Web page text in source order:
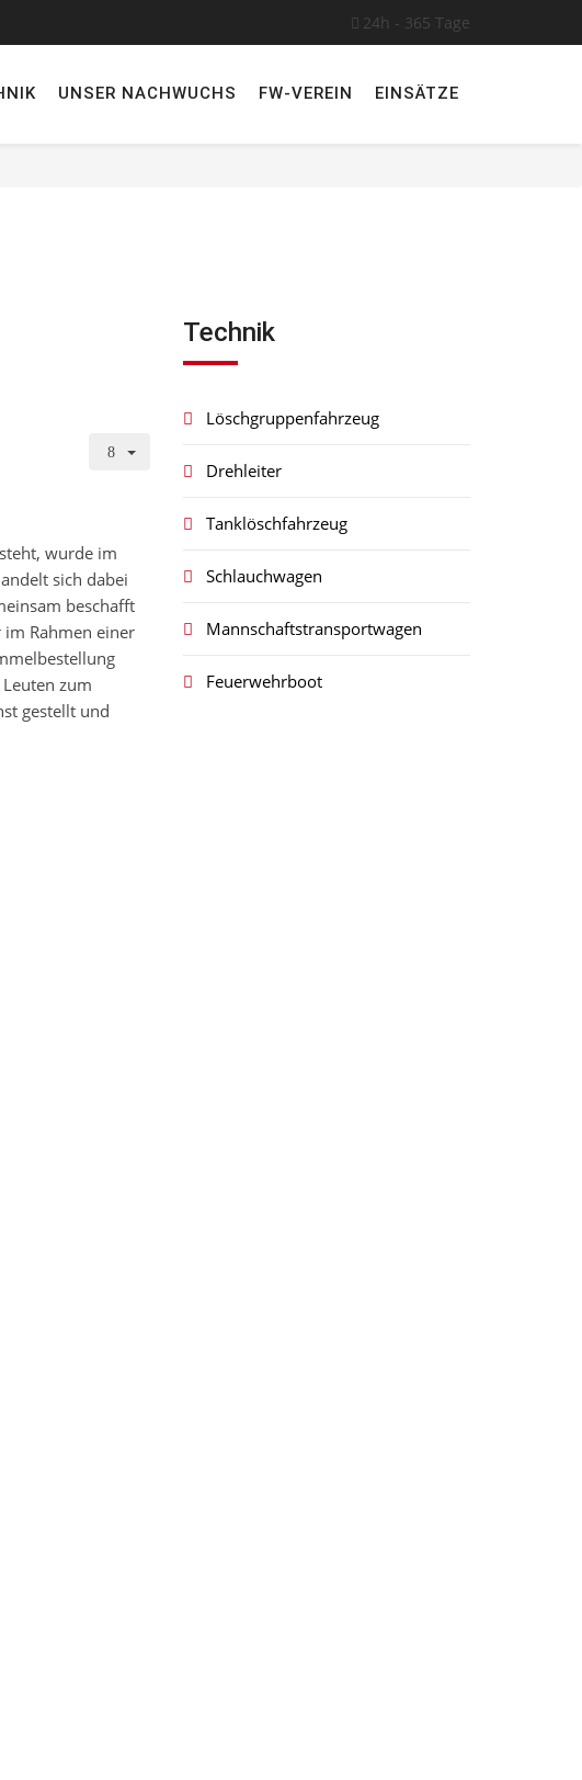
24h - 365 Tage
UNSER NACHWUCHS FW-VEREIN EINSÄTZE
wurde im
sich dabei
beschafft
Rahmen einer
zum
gestellt und
Technik
Löschgruppenfahrzeug
Drehleiter
Tanklöschfahrzeug
Schlauchwagen
Mannschaftstransportwagen
Feuerwehrboot